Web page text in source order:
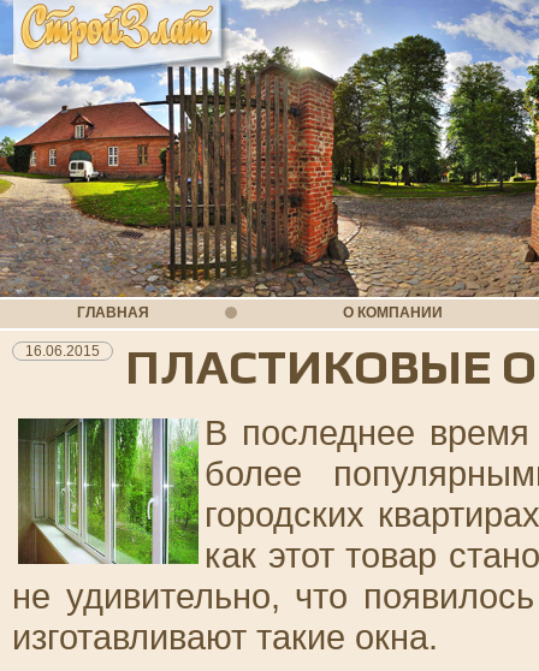
ГЛАВНАЯ О КОМПАНИИ
16.06.2015 ПЛАСТИКОВЫЕ
В последнее время
более
городских
как этот товар
не удивительно, что
изготавливают такие окна.